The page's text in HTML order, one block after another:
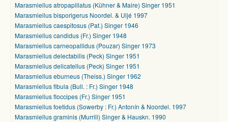
Marasmiellus atropapillatus (Kühner & Maire) Singer 1951
Marasmiellus bisporigerus Noordel. & Uljé 1997
Marasmiellus caespitosus (Pat.) Singer 1946
Marasmiellus candidus (Fr.) Singer 1948
Marasmiellus carneopallidus (Pouzar) Singer 1973
Marasmiellus delectabilis (Peck) Singer 1951
Marasmiellus delicatellus (Peck) Singer 1951
Marasmiellus eburneus (Theiss.) Singer 1962
Marasmiellus fibula (Bull. : Fr.) Singer 1948
Marasmiellus floccipes (Fr.) Singer 1951
Marasmiellus foetidus (Sowerby : Fr.) Antonín & Noordel. 1997
Marasmiellus graminis (Murrill) Singer & Hauskn. 1990